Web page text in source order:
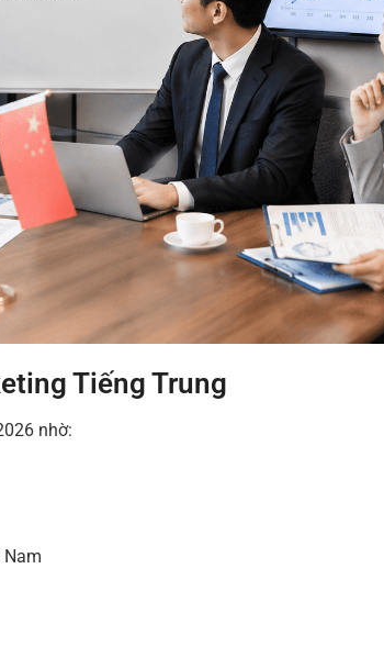
Tiếng Trung
nhờ:
Nam